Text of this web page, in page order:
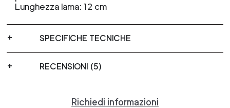
Lunghezza lama: 12 cm
SPECIFICHE TECNICHE
RECENSIONI (5)
Richiedi informazioni